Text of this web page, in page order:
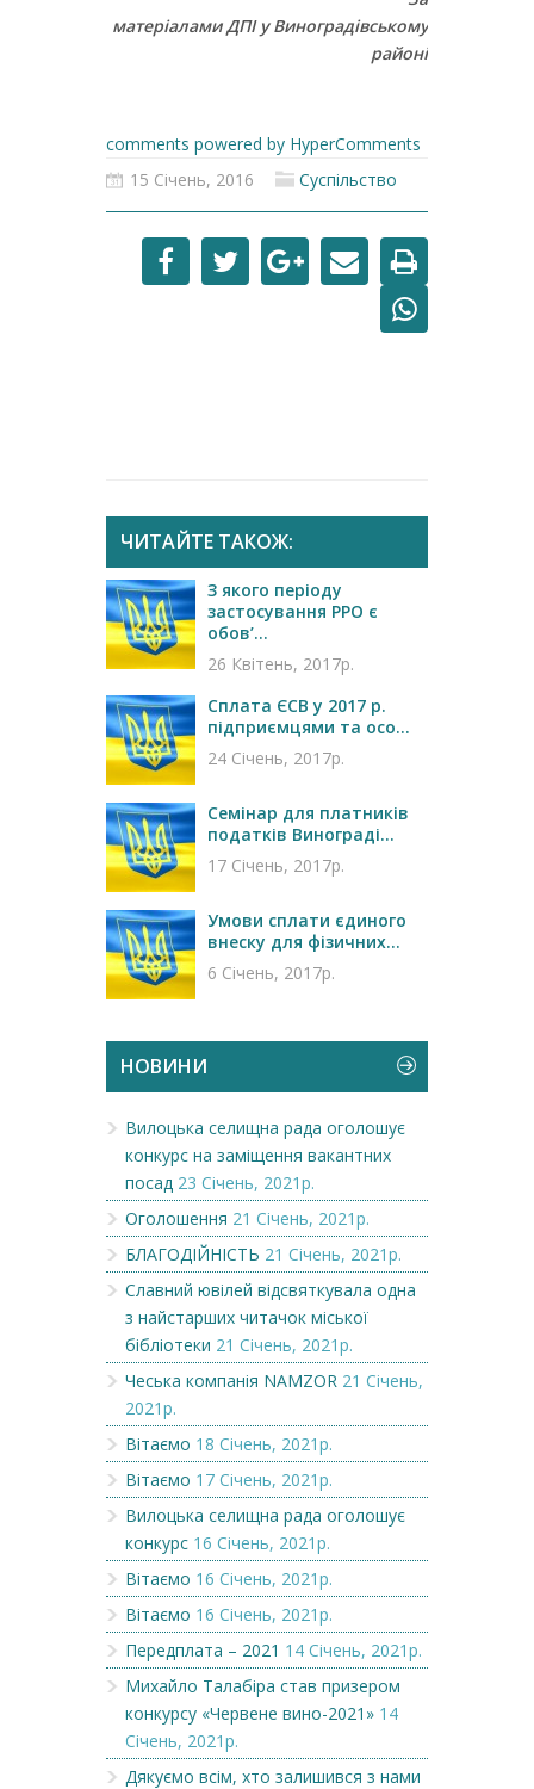
матеріалами ДПІ у Виноградівському
районі
comments powered by HyperComments
15 Січень, 2016
Суспільство
ЧИТАЙТЕ ТАКОЖ:
З якого періоду
застосування РРО є
обов’...
26 Квітень, 2017р.
Сплата ЄСВ у 2017 р.
підприємцями та осо...
24 Січень, 2017р.
Семінар для платників
податків Винограді...
17 Січень, 2017р.
Умови сплати єдиного
внеску для фізичних...
6 Січень, 2017р.
НОВИНИ
Вилоцька селищна рада оголошує
конкурс на заміщення вакантних
посад 23 Січень, 2021р.
Оголошення 21 Січень, 2021р.
БЛАГОДІЙНІСТЬ 21 Січень, 2021р.
Славний ювілей відсвяткувала одна
з найстарших читачок міської
бібліотеки 21 Січень, 2021р.
Чеська компанія NAMZOR 21 Січень,
2021р.
Вітаємо 18 Січень, 2021р.
Вітаємо 17 Січень, 2021р.
Вилоцька селищна рада оголошує
конкурс 16 Січень, 2021р.
Вітаємо 16 Січень, 2021р.
Вітаємо 16 Січень, 2021р.
Передплата – 2021 14 Січень, 2021р.
Михайло Талабіра став призером
конкурсу «Червене вино-2021» 14
Січень, 2021р.
Дякуємо всім, хто залишився з нами